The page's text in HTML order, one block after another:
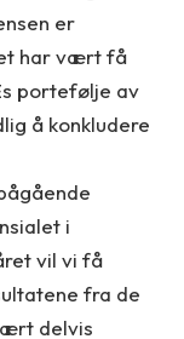
er
har vært få
portefølje av
å konkludere
i
vil vi få
fra de
delvis